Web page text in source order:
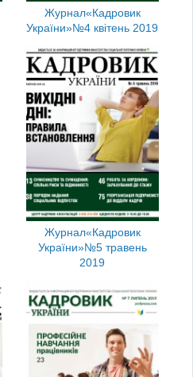
Журнал«Кадровик
України»№4 квітень 2019
Журнал«Кадровик
України»№5 травень
2019